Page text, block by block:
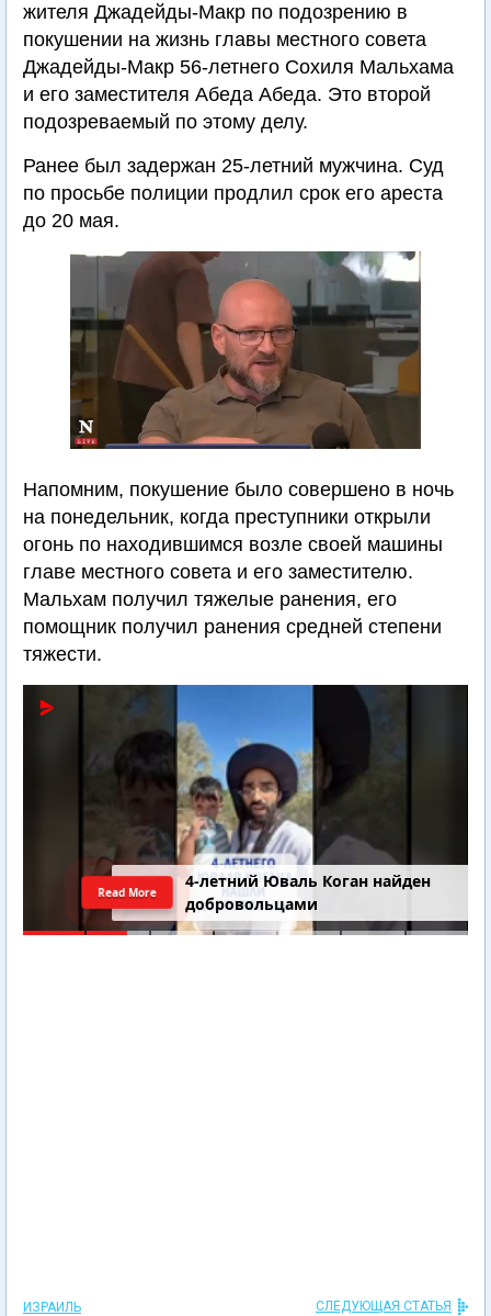
жителя Джадейды-Макр по подозрению в
покушении на жизнь главы местного совета
Джадейды-Макр 56-летнего Сохиля Мальхама
и его заместителя Абеда Абеда. Это второй
подозреваемый по этому делу.
Ранее был задержан 25-летний мужчина. Суд
по просьбе полиции продлил срок его ареста
до 20 мая.
Напомним, покушение было совершено в ночь
на понедельник, когда преступники открыли
огонь по находившимся возле своей машины
главе местного совета и его заместителю.
Мальхам получил тяжелые ранения, его
помощник получил ранения средней степени
тяжести.
4-летний Юваль Коган найден
добровольцами
Read More
ИЗРАИЛЬ СЛЕДУЮЩАЯ СТАТЬЯ